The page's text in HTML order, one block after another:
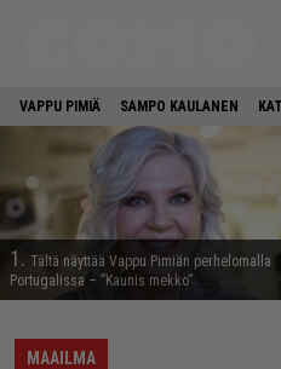
VAPPU PIMIÄ SAMPO KAULANEN
1. Tältä näyttää Vappu Pimiän perhelomalla
Portugalissa – ”Kaunis mekko”
MAAILMA